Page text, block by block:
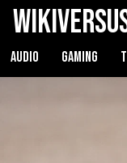
AUDIO GAMING
Tronsmart Onyx